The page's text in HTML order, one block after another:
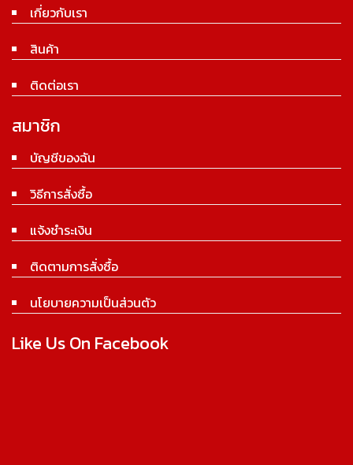
เกี่ยวกับเรา
สินค้า
ติดต่อเรา
สมาชิก
บัญชีของฉัน
วิธีการสั่งซื้อ
แจ้งชำระเงิน
ติดตามการสั่งซื้อ
นโยบายความเป็นส่วนตัว
Like Us On Facebook